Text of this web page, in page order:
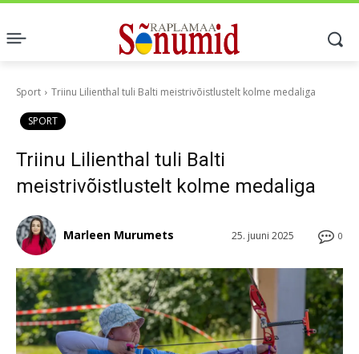
Sport Triinu Lilienthal tuli Balti meistrivõistlustelt kolme medaliga
SPORT
Triinu Lilienthal tuli Balti
meistrivõistlustelt kolme medaliga
0
25. juuni 2025
Marleen Murumets